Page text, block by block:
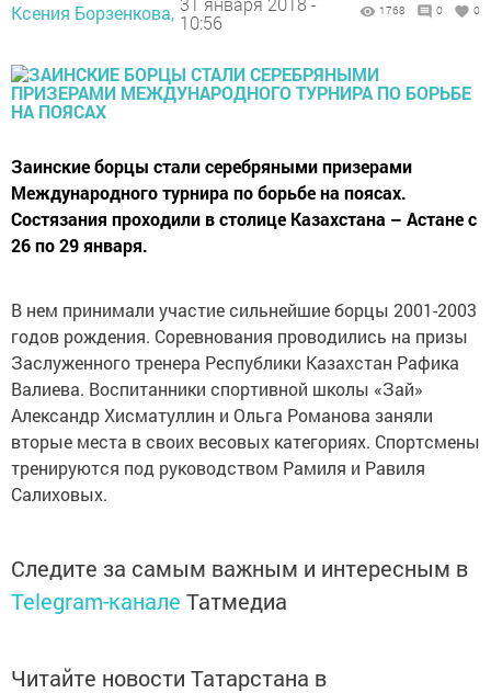
Ксения Борзенкова, 10:56
1768 0 0
Заинские борцы стали серебряными призерами
Международного турнира по борьбе на поясах.
Состязания проходили в столице Казахстана – Астане с
26 по 29 января.
В нем принимали участие сильнейшие борцы 2001-2003
годов рождения. Соревнования проводились на призы
Заслуженного тренера Республики Казахстан Рафика
Валиева. Воспитанники спортивной школы «Зай»
Александр Хисматуллин и Ольга Романова заняли
вторые места в своих весовых категориях. Спортсмены
тренируются под руководством Рамиля и Равиля
Салиховых.
Следите за самым важным и интересным в
Telegram-канале Татмедиа
Читайте новости Татарстана в